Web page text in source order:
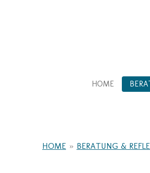
HOME
HOME » BERATUNG &